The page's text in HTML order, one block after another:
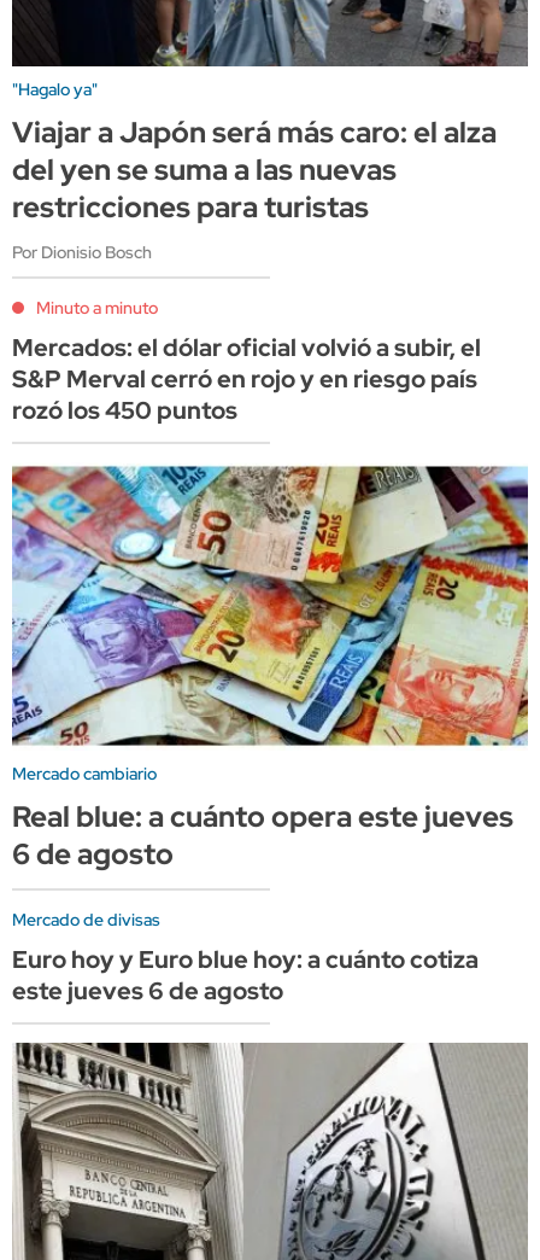
"Hagalo ya"
Viajar a Japón será más caro: el alza
del yen se suma a las nuevas
restricciones para turistas
Por Dionisio Bosch
Minuto a minuto
Mercados: el dólar oficial volvió a subir, el
S&P Merval cerró en rojo y en riesgo país
rozó los 450 puntos
Mercado cambiario
Real blue: a cuánto opera este jueves
6 de agosto
Mercado de divisas
Euro hoy y Euro blue hoy: a cuánto cotiza
este jueves 6 de agosto